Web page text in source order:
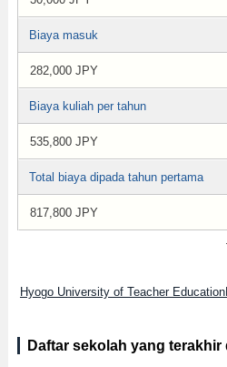
Biaya masuk
282,000 JPY
Biaya kuliah per tahun
535,800 JPY
Total biaya dipada tahun pertama
817,800 JPY
Hyogo University of Teacher
Daftar sekolah yang terakhir